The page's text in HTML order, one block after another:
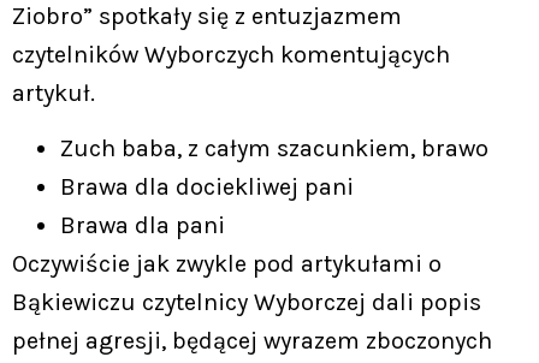
Ziobro” spotkały się z entuzjazmem
czytelników Wyborczych komentujących
artykuł.
Zuch baba, z całym szacunkiem, brawo
Brawa dla dociekliwej pani
Brawa dla pani
Oczywiście jak zwykle pod artykułami o
Bąkiewiczu czytelnicy Wyborczej dali popis
pełnej agresji, będącej wyrazem zboczonych